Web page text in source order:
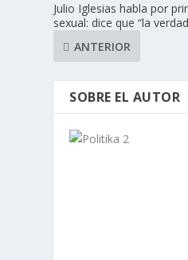
Julio Iglesias habla por
sexual: dice que “la
ANTERIOR
SOBRE EL AUTOR